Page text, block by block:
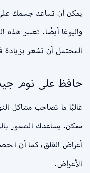
يمكن أن تساعد جسمك على
واليوغا أيضًا. تعتبر هذه
المحتمل أن تشعر بزيادة
حافظ على نوم
غالبًا ما تصاحب مشاكل
ممكن. يساعدك الشعور
أعراض القلق، كما أن
الأعراض.